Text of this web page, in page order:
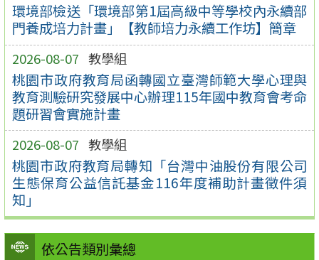
環境部檢送「環境部第1屆高級中等學校內永續部
門養成培力計畫」【教師培力永續工作坊】簡章
2026-08-07 教學組
桃園市政府教育局函轉國立臺灣師範大學心理與
教育測驗研究發展中心辦理115年國中教育會考命
題研習會實施計畫
2026-08-07 教學組
桃園市政府教育局轉知「台灣中油股份有限公司
生態保育公益信託基金116年度補助計畫徵件須
知」
依公告類別彙總